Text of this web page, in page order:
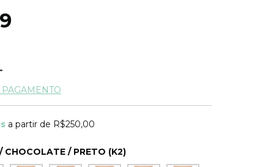
a partir de R$250,00
CHOCOLATE / PRETO (K2)